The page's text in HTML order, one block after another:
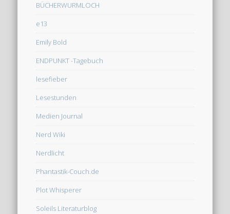
BÜCHERWURMLOCH
e13
Emily Bold
ENDPUNKT -Tagebuch
lesefieber
Lesestunden
Medien Journal
Nerd Wiki
Nerdlicht
Phantastik-Couch.de
Plot Whisperer
Soleils Literaturblog